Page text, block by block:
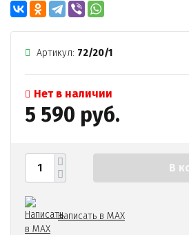
Артикул: 72/20/1
Нет в наличии
5 590 руб.
В
Написать в MAX